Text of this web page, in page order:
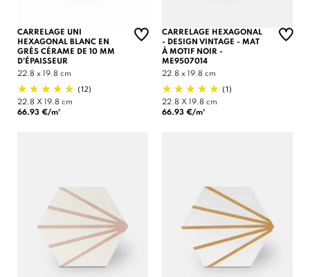
CARRELAGE UNI
HEXAGONAL BLANC EN
GRÈS CÉRAME DE 10 MM
D'ÉPAISSEUR
22.8 x 19.8 cm
(12)
22.8 X 19.8 cm
66.93 €/m²
CARRELAGE HEXAGONAL
- DESIGN VINTAGE - MAT
À MOTIF NOIR -
ME9507014
22.8 x 19.8 cm
(1)
22.8 X 19.8 cm
66.93 €/m²